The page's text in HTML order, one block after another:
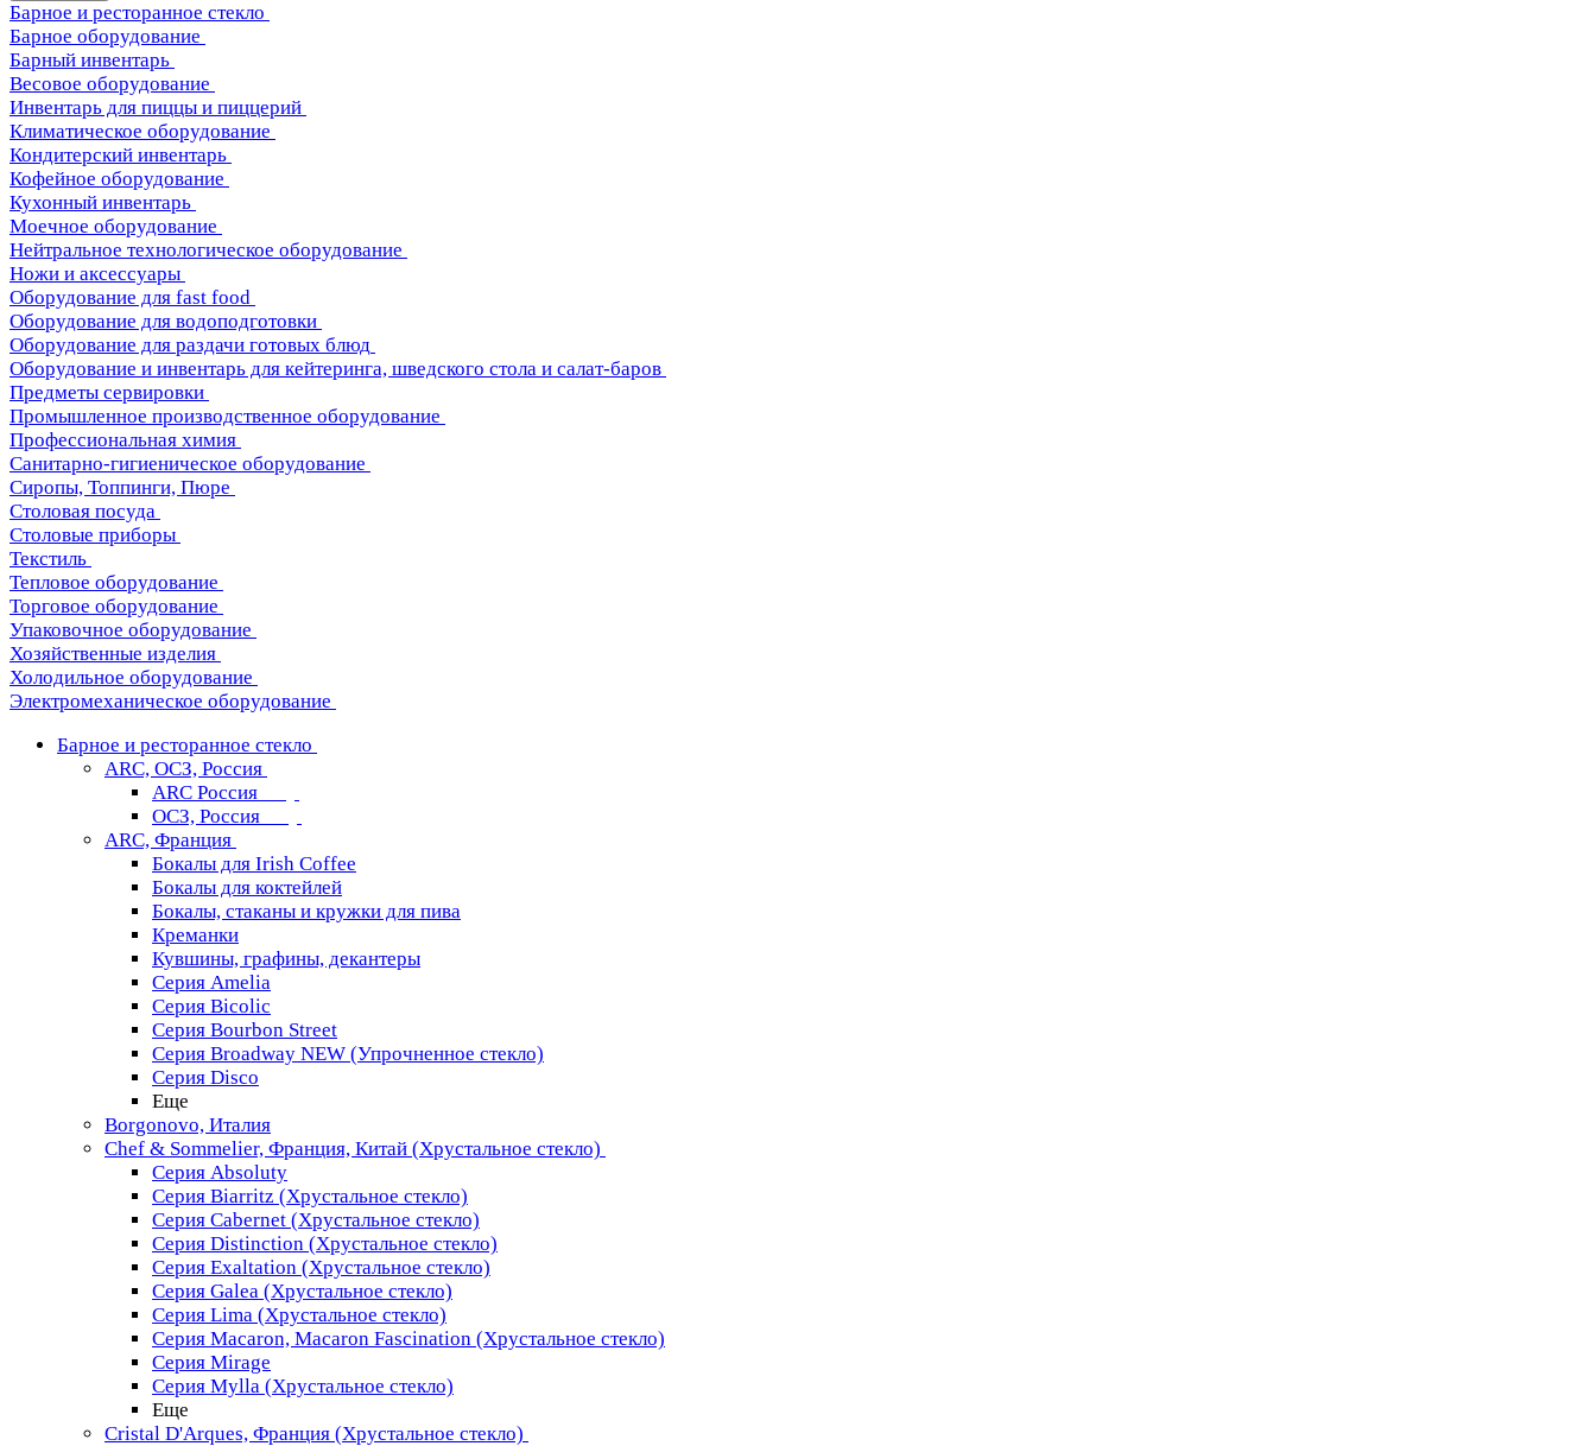
Барное и ресторанное стекло
Барное оборудование
Барный инвентарь
Весовое оборудование
Инвентарь для пиццы и пиццерий
Климатическое оборудование
Кондитерский инвентарь
Кофейное оборудование
Кухонный инвентарь
Моечное оборудование
Нейтральное технологическое оборудование
Ножи и аксессуары
Оборудование для fast food
Оборудование для водоподготовки
Оборудование для раздачи готовых блюд
Оборудование и инвентарь для кейтеринга, шведского стола и салат-баров
Предметы сервировки
Промышленное производственное оборудование
Профессиональная химия
Санитарно-гигиеническое оборудование
Сиропы, Топпинги, Пюре
Столовая посуда
Столовые приборы
Текстиль
Тепловое оборудование
Торговое оборудование
Упаковочное оборудование
Хозяйственные изделия
Холодильное оборудование
Электромеханическое оборудование
Барное и ресторанное стекло
ARC, ОСЗ, Россия
ARC Россия
ОСЗ, Россия
ARC, Франция
Бокалы для Irish Coffee
Бокалы для коктейлей
Бокалы, стаканы и кружки для пива
Креманки
Кувшины, графины, декантеры
Серия Amelia
Серия Bicolic
Серия Bourbon Street
Серия Broadway NEW (Упрочненное стекло)
Серия Disco
Еще
Borgonovo, Италия
Chef & Sommelier, Франция, Китай (Хрустальное стекло)
Серия Absoluty
Серия Biarritz (Хрустальное стекло)
Серия Cabernet (Хрустальное стекло)
Серия Distinction (Хрустальное стекло)
Серия Exaltation (Хрустальное стекло)
Серия Galea (Хрустальное стекло)
Серия Lima (Хрустальное стекло)
Серия Macaron, Macaron Fascination (Хрустальное стекло)
Серия Mirage
Серия Mylla (Хрустальное стекло)
Еще
Cristal D'Arques, Франция (Хрустальное стекло)